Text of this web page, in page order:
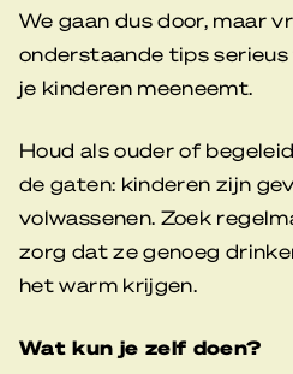
We gaan dus door, maar
onderstaande tips
je kinderen meeneemt.
Houd als ouder of
de gaten: kinderen zijn
volwassenen. Zoek
zorg dat ze genoeg
het warm krijgen.
Wat kun je zelf doen?